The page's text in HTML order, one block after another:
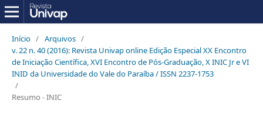
Início / Arquivos /
v. 22 n. 40 (2016): Revista Univap online Edição Especial XX Encontro
de Iniciação Científica, XVI Encontro de Pós-Graduação, X INIC Jr e VI
INID da Universidade do Vale do Paraíba / ISSN 2237-1753
/
Resumo - INIC